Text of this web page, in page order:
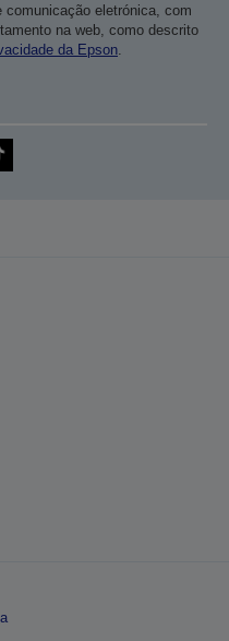
eletrónica, com
na web, como descrito
da Epson